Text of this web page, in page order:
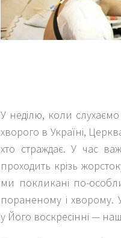
У неділю, коли
хворого в Україні,
хто страждає. У час
проходить крізь
ми покликані по-
пораненому і хворому.
у Його воскресінні —